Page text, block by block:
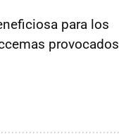
para los
provocados